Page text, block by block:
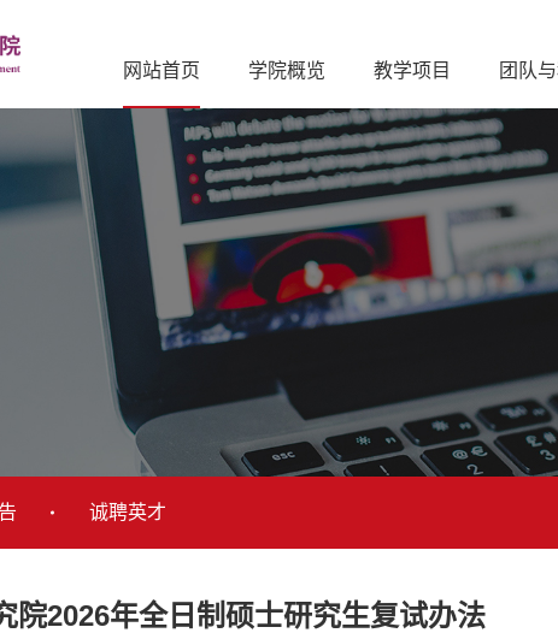
网站首页 学院概览 教学项目 团队
诚聘英才
院2026年全日制硕士研究生复试办法